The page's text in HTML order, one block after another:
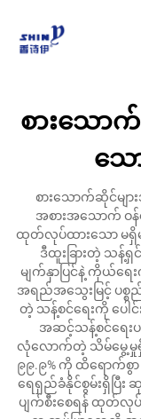
စားသော
သေ
စားသောက်ဆိုင်မျ
အစားအသောက် ဝန်
ထုတ်လုပ်ထားသော မရှိမ
ဒီထူးခြားတဲ့ သန့်
မျက်နှာပြင်နဲ့ ကိုယ်ရ
အရည်အသွေးမြင့် ပ
တဲ့ သန့်စင်ရေးကို ပေါ
အဆင့်သန့်စင်ရေးပ
လုံလောက်တဲ့ သိမ်မွေ့မှုရှိရ
၉၉.၉% ကို ထိရောက်စွ
ရေရှည်ခံနိုင်စွမ်းရှိပ
ပျက်စီးစေရန် ထုတ်လု